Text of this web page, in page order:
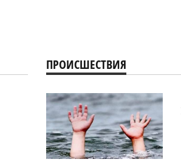
ПРОИСШЕСТВИЯ